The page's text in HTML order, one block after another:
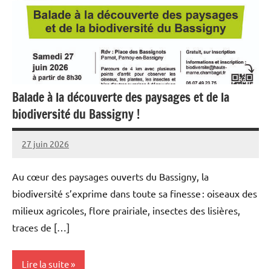
Balade à la découverte des paysages et de la
biodiversité du Bassigny !
27 juin 2026
L'Avenir
et
Rural
Au cœur des paysages ouverts du Bassigny, la
biodiversité s’exprime dans toute sa finesse : oiseaux des
milieux agricoles, flore prairiale, insectes des lisières,
traces de […]
Lire la suite